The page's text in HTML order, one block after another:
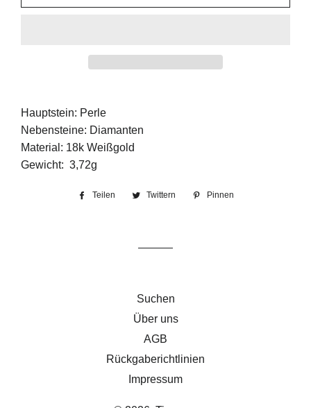
Hauptstein: Perle
Nebensteine: Diamanten
Material: 18k Weißgold
Gewicht: 3,72g
Teilen
Auf
Twittern
Auf
Pinnen
Suchen
Über uns
AGB
Rückgaberichtlinien
Impressum